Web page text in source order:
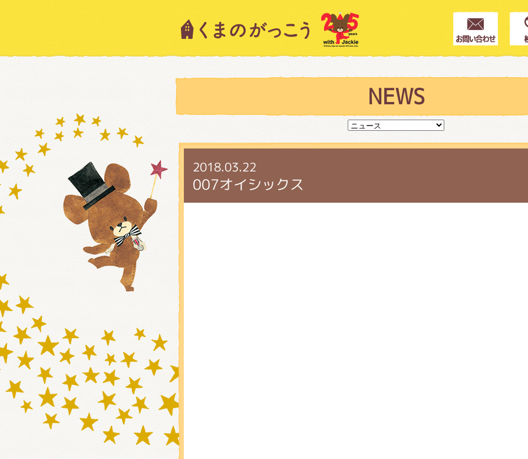
NEWS
2018.03.22
007オイシックス
キャラクター紹介
スタッフブログ
絵本・作家紹介